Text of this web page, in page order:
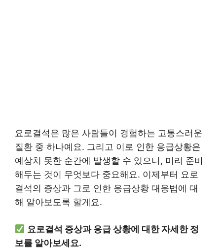
요로결석은 많은 사람들이 경험하는 고통스러운
질환 중 하나예요. 그리고 이로 인한 응급상황은
예상치 못한 순간에 발생할 수 있으니, 미리 준비
해두는 것이 무엇보다 중요해요. 이제부터 요로
결석의 증상과 그로 인한 응급상황 대응법에 대
해 알아보도록 할게요.
요로결석 증상과 응급 상황에 대한 자세한 정
보를 알아보세요.